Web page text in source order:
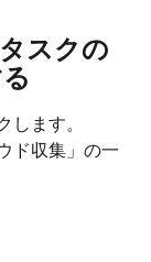
スクの
ます。
ド収集」の一